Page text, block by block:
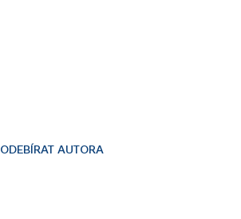
ODEBÍRAT AUTORA